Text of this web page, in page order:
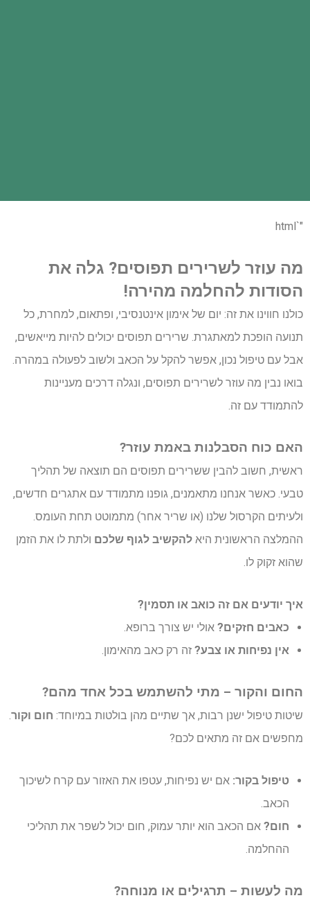
"`html
מה עוזר לשרירים תפוסים? גלה את
הסודות להחלמה מהירה!
כולנו חווינו את זה: יום של אימון אינטנסיבי, ופתאום, למחרת, כל
תנועה הופכת למאתגרת. שרירים תפוסים יכולים להיות מייאשים,
אבל עם טיפול נכון, אפשר להקל על הכאב ולשוב לפעולה במהרה.
בואו נבין מה עוזר לשרירים תפוסים, ונגלה דרכים מעניינות
להתמודד עם זה.
האם כוח הסבלנות באמת עוזר?
ראשית, חשוב להבין ששרירים תפוסים הם תוצאה של תהליך
טבעי. כאשר אנחנו מתאמנים, גופנו מתמודד עם אתגרים חדשים,
ולעיתים הקרסול שלנו (או שריר אחר) מתמוטט תחת העומס.
ההמלצה הראשונית היא להקשיב לגוף שלכם ולתת לו את הזמן
שהוא זקוק לו.
איך יודעים אם זה כואב או תסמין?
כאבים חזקים? אולי יש צורך ברופא.
אין נפיחות או צבע? זה רק כאב מהאימון.
החום והקור – מתי להשתמש בכל אחד מהם?
שיטות טיפול ישנן רבות, אך שתיים מהן בולטות במיוחד: חום וקור.
מחפשים אם זה מתאים לכם?
טיפול בקור: אם יש נפיחות, עטפו את האזור עם קרח לשיכוך
הכאב.
חום? אם הכאב הוא יותר עמוק, חום יכול לשפר את תהליכי
ההחלמה.
מה לעשות – תרגילים או מנוחה?